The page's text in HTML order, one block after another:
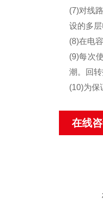
(7)对线
设的多
(8)在电
(9)每次
潮。回
(10)为保
在线